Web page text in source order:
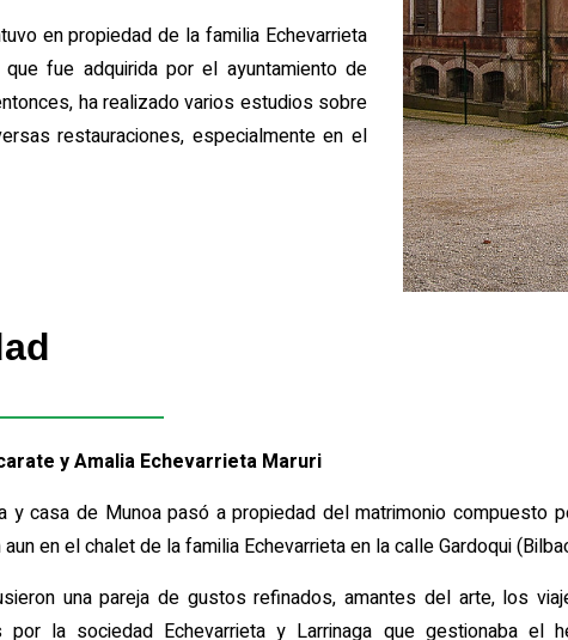
en propiedad de la familia Echevarrieta
fue adquirida por el ayuntamiento de
ha realizado varios estudios sobre
restauraciones, especialmente en el
y Amalia Echevarrieta Maruri
y casa de Munoa pasó a propiedad del matrimonio compuesto
en el chalet de la familia Echevarrieta en la calle Gardoqui
una pareja de gustos refinados, amantes del arte, los
por la sociedad Echevarrieta y Larrinaga que gestionaba el